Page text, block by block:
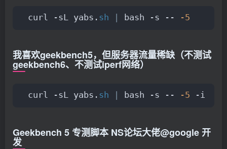
curl -sL yabs. sh bash -s -- -5
我喜欢geekbench5，但服务器流量稀缺（不测试
geekbench6、不测试iperf网络）
curl -sL yabs. sh bash -s -- -5 -i
Geekbench 5 专测脚本 NS论坛大佬@google 开
发